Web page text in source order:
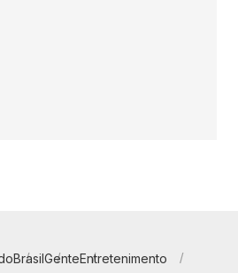
BrasilGenteEntretenimento